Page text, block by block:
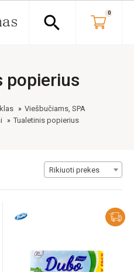
search 0
popierius
Viešbučiams, SPA
Tualetinis popierius
Rikiuoti prekes